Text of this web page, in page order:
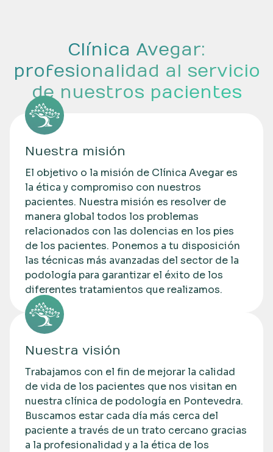
Clínica Avegar:
profesionalidad al servicio
de nuestros pacientes
Nuestra misión
El objetivo o la misión de Clínica Avegar es
la ética y compromiso con nuestros
pacientes. Nuestra misión es resolver de
manera global todos los problemas
relacionados con las dolencias en los pies
de los pacientes. Ponemos a tu disposición
las técnicas más avanzadas del sector de la
podología para garantizar el éxito de los
diferentes tratamientos que realizamos.
Nuestra visión
Trabajamos con el fin de mejorar la calidad
de vida de los pacientes que nos visitan en
nuestra clínica de podología en Pontevedra.
Buscamos estar cada día más cerca del
paciente a través de un trato cercano gracias
a la profesionalidad y a la ética de los